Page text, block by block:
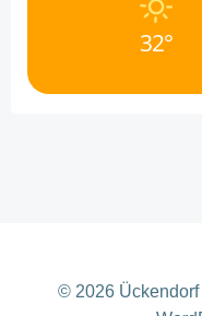
32°
© 2026 Ückendorf